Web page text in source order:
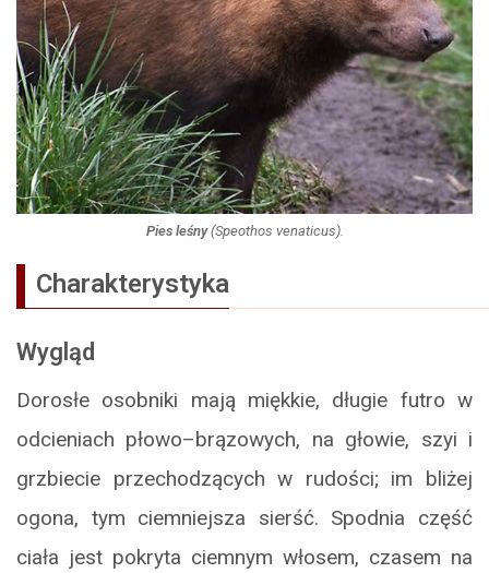
Pies leśny(Speothos venaticus).
Charakterystyka
Wygląd
Dorosłe osobniki mają miękkie, długie futro w
odcieniach płowo–brązowych, na głowie, szyi i
grzbiecie przechodzących w rudości; im bliżej
ogona, tym ciemniejsza sierść. Spodnia część
ciała jest pokryta ciemnym włosem, czasem na